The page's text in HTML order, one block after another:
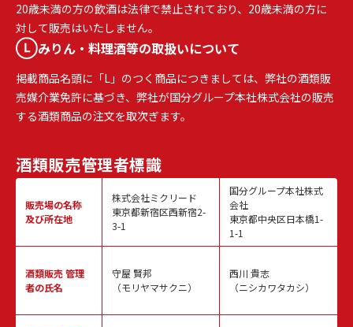
20歳未満の方の飲酒は法律で禁止されており、20歳未満の方に
対して販売はいたしません。
みりん・料理酒等の取扱いについて
掲載商品名頭に「L」のつく商品につきましては、弊社の酒類販
売媒介業免許に基づき、弊社が国分グループ本社株式会社の販売
する酒類商品の注文を取次ぎます。
酒類販売管理者標識
販売場の名称
及び所在地
酒類販売管理
者の氏名
株式会社ミクリード
東京都新宿区西新宿2-
3-1
守屋 賢邦
（モリヤマサクニ）
国分グループ本社株式
会社
東京都中央区日本橋1-
1-1
西川 貴志
（ニシカワタカシ）